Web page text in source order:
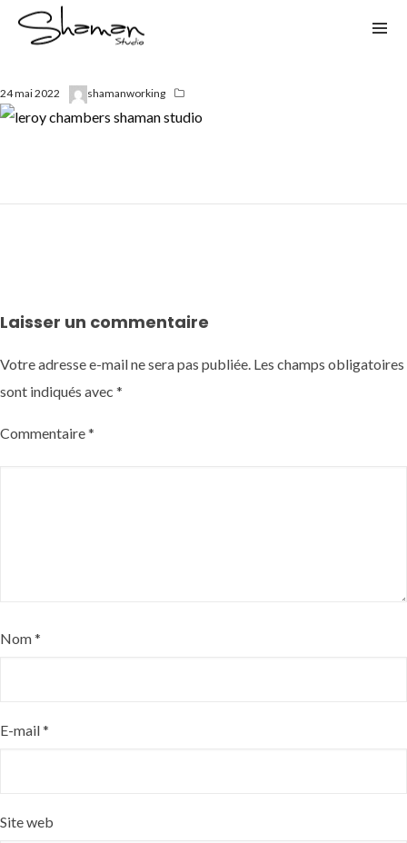
24 mai 2022 shamanworking
Laisser un commentaire
Votre adresse e-mail ne sera pas publiée. Les champs obligatoires
sont indiqués avec *
Commentaire*
Nom*
E-mail*
Site web